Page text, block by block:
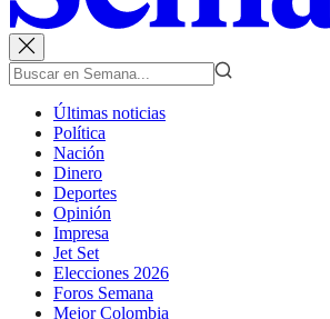
Últimas noticias
Política
Nación
Dinero
Deportes
Opinión
Impresa
Jet Set
Elecciones 2026
Foros Semana
Mejor Colombia